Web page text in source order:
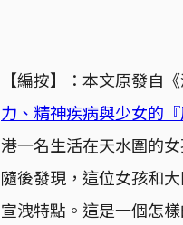
【編按】：本文原發自
力、精神疾病與少女的『
港一名生活在天水圍的
隨後發現，這位女孩和
宣洩特點。這是一個怎